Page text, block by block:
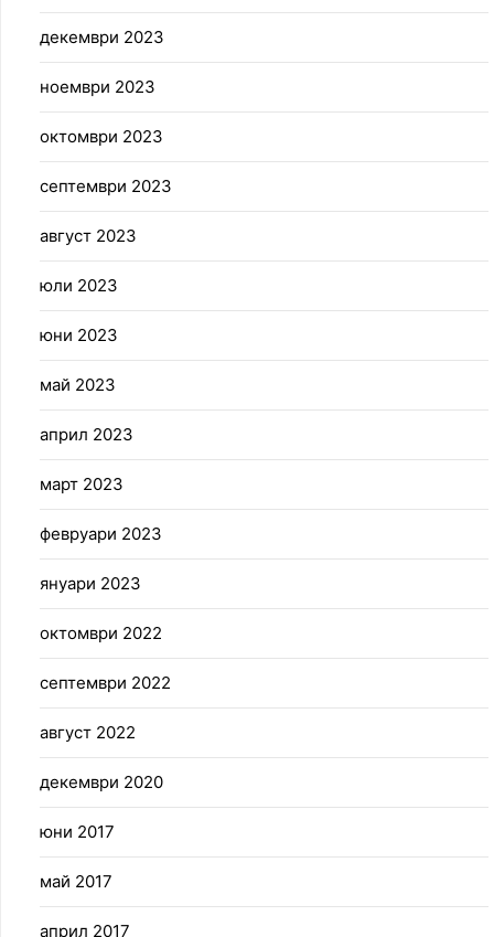
декември 2023
ноември 2023
октомври 2023
септември 2023
август 2023
юли 2023
юни 2023
май 2023
април 2023
март 2023
февруари 2023
януари 2023
октомври 2022
септември 2022
август 2022
декември 2020
юни 2017
май 2017
април 2017